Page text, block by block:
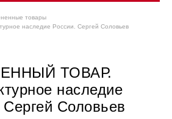
товары
наследие России. Сергей Соловьев
ТОВАР.
наследие
Сергей Соловьев